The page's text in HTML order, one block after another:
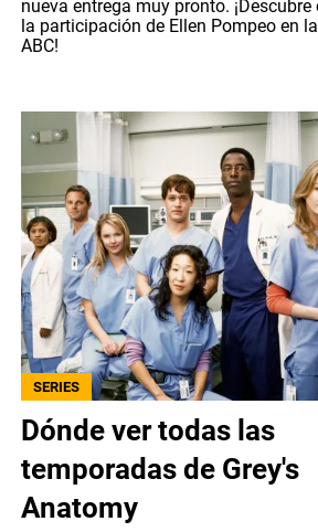
nueva entrega muy pronto. ¡Descubre
la participación de Ellen Pompeo en
ABC!
SERIES
Dónde ver todas las
temporadas de Grey's
Anatomy